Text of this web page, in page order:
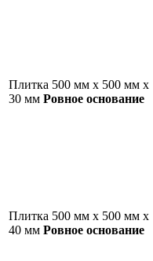
Плитка 500 мм х 500 мм х
30 мм Ровное основание
Плитка 500 мм х 500 мм х
40 мм Ровное основание